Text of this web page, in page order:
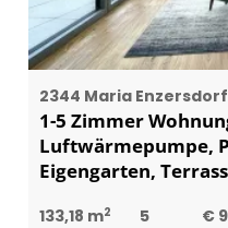
2344 Maria Enzersdorf
1-5 Zimmer
Luftwärmepumpe,
Eigengarten,
133,18 m2 5 €